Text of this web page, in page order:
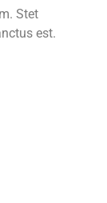
Stet
est.